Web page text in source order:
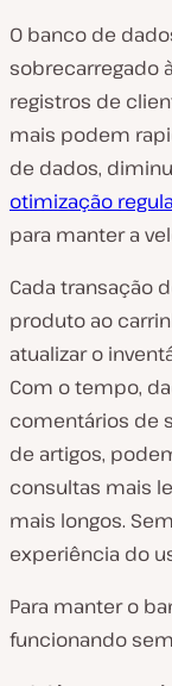
O banco de
sobrecarregado
registros de
mais podem
de dados,
otimização
para manter a
Cada transação
produto ao
atualizar o
Com o tempo,
comentários de
de artigos,
consultas mais
mais longos.
experiência do
Para manter o
funcionando